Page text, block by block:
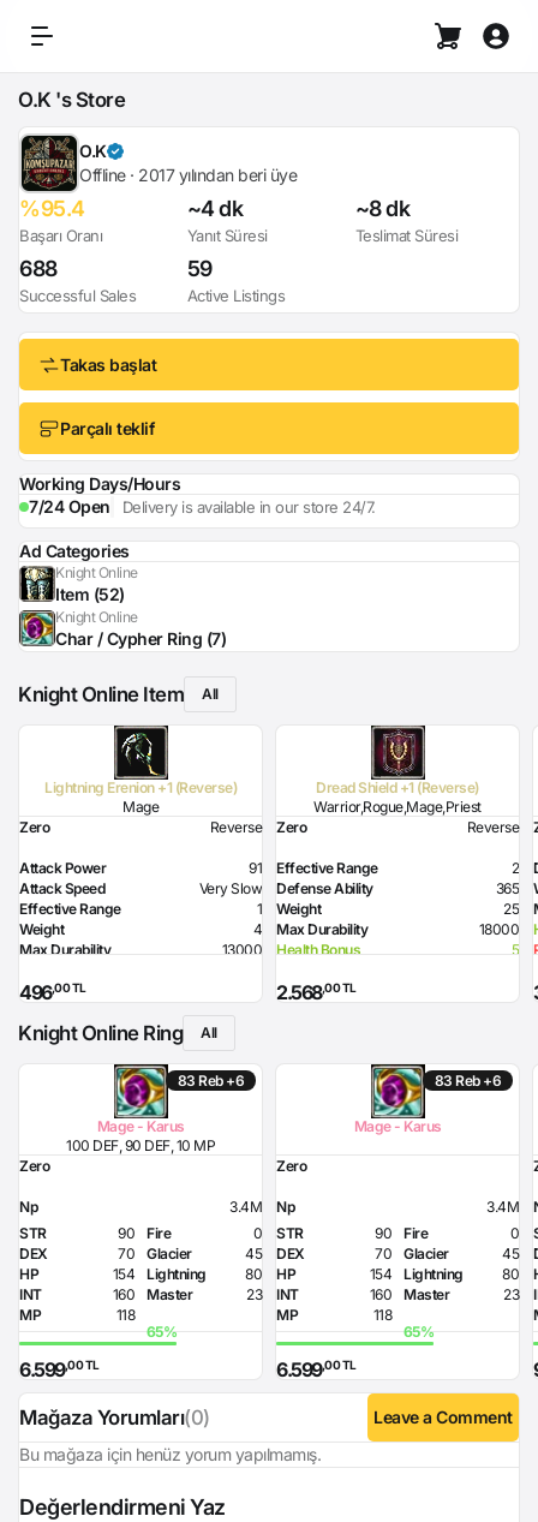
O.K 's Store
O.K
Offline · 2017 yılından beri üye
%95.4
Başarı Oranı
~4 dk
Yanıt Süresi
~8 dk
Teslimat Süresi
688
Successful Sales
59
Active Listings
Takas başlat
Parçalı teklif
Working Days/Hours
7/24 Open
Delivery is available in our store 24/7.
Ad Categories
Knight Online
Item (52)
Knight Online
Char / Cypher Ring (7)
Knight Online Item All
Lightning Erenion +1 (Reverse)
Mage
Zero
Reverse
Attack Power
91
Attack Speed
Very Slow
Effective Range
1
Weight
4
Max Durability
13000
Intelligence Bonus
Resistance to Glacier
Lighting Damage
Required Magic Power
110
Required Intelligence
112
496,00 TL
Dread Shield +1 (Reverse)
Warrior,Rogue,Mage,Priest
Zero
Reverse
Effective Range
2
Defense Ability
365
Weight
25
Max Durability
18000
Health Bonus
5
Resistance to Lighting
Defense Ability (Axe)
20
2.568,00 TL
Knight Online Ring
All
Mage - Karus
100 DEF, 90 DEF, 10 MP
Zero
Np
3.4M
STR
90
DEX
70
HP
154
INT
160
MP
118
Fire
0
Glacier
45
Lightning
80
Master
23
83 Reb +6
6.599,00 TL
Mage - Karus
Zero
Np
3.4M
STR
90
DEX
70
HP
154
INT
160
MP
118
Fire
0
Glacier
45
Lightning
80
Master
23
83 Reb +6
6.599,00 TL
Mağaza Yorumları(0)
Leave a Comment
Bu mağaza için henüz yorum yapılmamış.
Değerlendirmeni Yaz